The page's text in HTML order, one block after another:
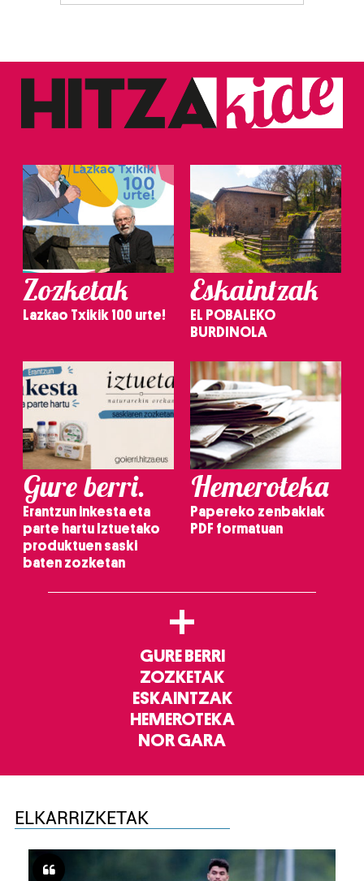
Zozketak
Lazkao Txikik 100 urte!
Eskaintzak
EL POBALEKO
BURDINOLA
Gure berri.
Erantzun inkesta eta
parte hartu Iztuetako
produktuen saski
baten zozketan
Hemeroteka
Papereko zenbakiak
PDF formatuan
+
GURE BERRI
ZOZKETAK
ESKAINTZAK
HEMEROTEKA
NOR GARA
ELKARRIZKETAK